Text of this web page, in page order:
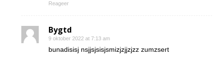
Reageer
Bygtd
9 oktober 2022 at 7:13 am
bunadisisj nsjjsjsisjsmizjzjjzjzz zumzsert